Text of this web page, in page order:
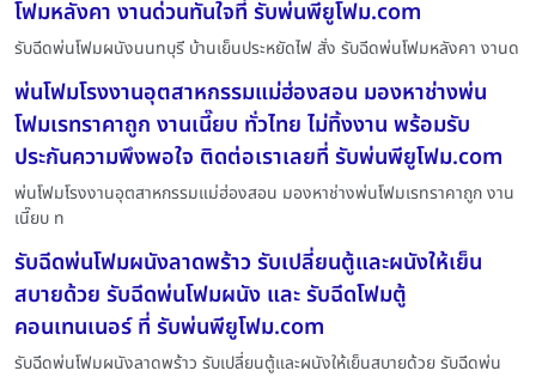
โฟมหลังคา งานด่วนทันใจที่ รับพ่นพียูโฟม.com
รับฉีดพ่นโฟมผนังนนทบุรี บ้านเย็นประหยัดไฟ สั่ง รับฉีดพ่นโฟมหลังคา งานด
พ่นโฟมโรงงานอุตสาหกรรมแม่ฮ่องสอน มองหาช่างพ่น
โฟมเรทราคาถูก งานเนี๊ยบ ทั่วไทย ไม่ทิ้งงาน พร้อมรับ
ประกันความพึงพอใจ ติดต่อเราเลยที่ รับพ่นพียูโฟม.com
พ่นโฟมโรงงานอุตสาหกรรมแม่ฮ่องสอน มองหาช่างพ่นโฟมเรทราคาถูก งาน
เนี๊ยบ ท
รับฉีดพ่นโฟมผนังลาดพร้าว รับเปลี่ยนตู้และผนังให้เย็น
สบายด้วย รับฉีดพ่นโฟมผนัง และ รับฉีดโฟมตู้
คอนเทนเนอร์ ที่ รับพ่นพียูโฟม.com
รับฉีดพ่นโฟมผนังลาดพร้าว รับเปลี่ยนตู้และผนังให้เย็นสบายด้วย รับฉีดพ่น